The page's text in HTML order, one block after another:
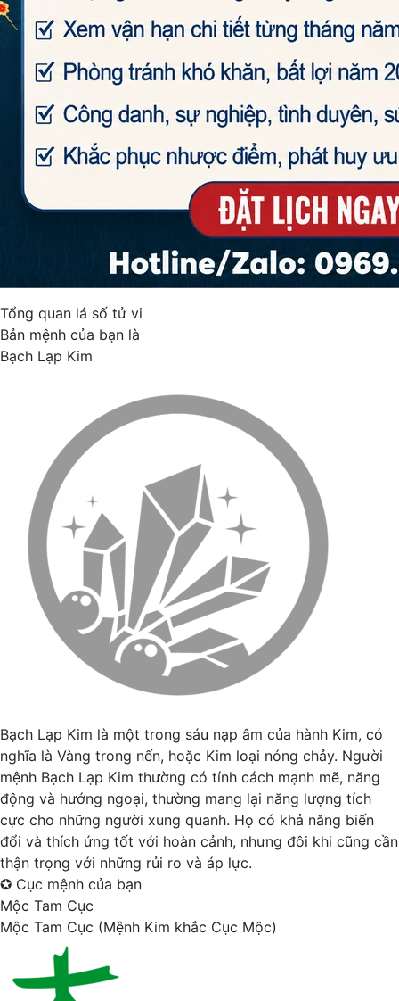
Tổng quan lá số tử vi
Bản mệnh của bạn là
Bạch Lạp Kim
Bạch Lạp Kim là một trong sáu nạp âm của hành Kim, có
nghĩa là Vàng trong nến, hoặc Kim loại nóng chảy. Người
mệnh Bạch Lạp Kim thường có tính cách mạnh mẽ, năng
động và hướng ngoại, thường mang lại năng lượng tích
cực cho những người xung quanh. Họ có khả năng biến
đổi và thích ứng tốt với hoàn cảnh, nhưng đôi khi cũng cần
thận trọng với những rủi ro và áp lực.
✪ Cục mệnh của bạn
Mộc Tam Cục
Mộc Tam Cục (Mệnh Kim khắc Cục Mộc)